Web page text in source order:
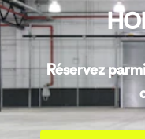
Réservez